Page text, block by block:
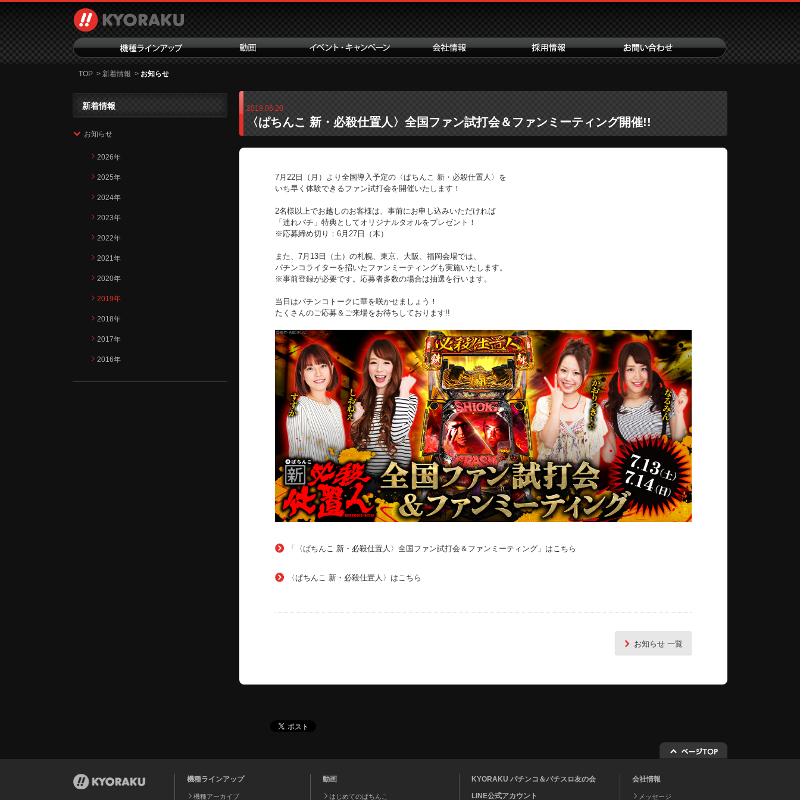
TOP > 新着情報 > お知らせ
新着情報
お知らせ
2026年
2025年
2024年
2023年
2022年
2021年
2020年
2019年
2018年
2017年
2016年
2019.06.20
〈ぱちんこ 新・必殺仕置人〉全国ファン試打会＆ファンミーティング開催!!
7月22日（月）より全国導入予定の〈ぱちんこ 新・必殺仕置人〉を
いち早く体験できるファン試打会を開催いたします！
2名様以上でお越しのお客様は、事前にお申し込みいただければ
「連れパチ」特典としてオリジナルタオルをプレゼント！
※応募締め切り：6月27日（木）
また、7月13日（土）の札幌、東京、大阪、福岡会場では、
パチンコライターを招いたファンミーティングも実施いたします。
※事前登録が必要です。応募者多数の場合は抽選を行います。
当日はパチンコトークに華を咲かせましょう！
たくさんのご応募＆ご来場をお待ちしております!!
「〈ぱちんこ 新・必殺仕置人〉全国ファン試打会＆ファンミーティング」はこちら
〈ぱちんこ 新・必殺仕置人〉はこちら
お知らせ 一覧
機種ラインアップ
機種アーカイブ
動画
はじめてのぱちんこ
KYORAKU パチンコ＆パチスロ友の会
LINE公式アカウント
会社情報
メッセージ